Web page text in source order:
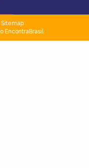
Sitemap
EncontraBrasil